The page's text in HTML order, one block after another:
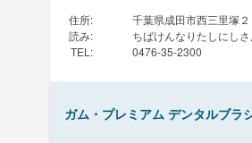
住所:
千葉県成田市西三里塚２
読み:
ちばけんなりたしにし
TEL : 0476-35-2300
ガム・プレミアム デンタルブラ